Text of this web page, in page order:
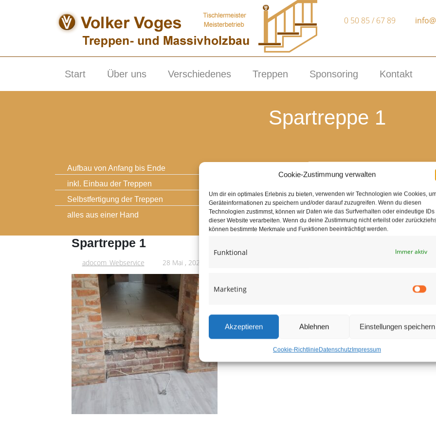
Cookie-Zustimmung verwalten
Um dir ein optimales Erlebnis zu bieten, verwenden wir Technologien wie Cookies,
Geräteinformationen zu speichern und/oder darauf zuzugreifen. Wenn du diesen
Technologien zustimmst, können wir Daten wie das Surfverhalten oder eindeutige IDs
dieser Website verarbeiten. Wenn du deine Zustimmung nicht erteilst oder
können bestimmte Merkmale und Funktionen beeinträchtigt werden.
Funktional Immer aktiv
Marketing
Akzeptieren Ablehnen Einstellungen speichern
Cookie-RichtlinieDatenschutzImpressum
0 50 85 / 67 89
Start Über uns Verschiedenes Treppen Sponsoring Kontakt
Spartreppe 1
Aufbau von Anfang bis Ende
inkl. Einbau der Treppen
Selbstfertigung der Treppen
alles aus einer Hand
Spartreppe 1
adocom_Webservice 28 Mai , 2025